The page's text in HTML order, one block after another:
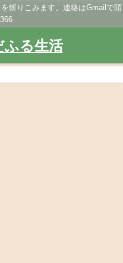
斬りこみます。連絡はGmailで頭
ふる生活